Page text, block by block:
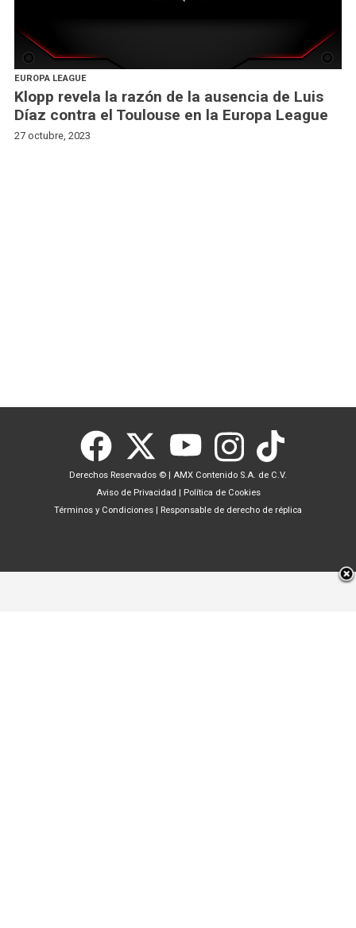
EUROPA LEAGUE
Klopp revela la razón de la ausencia de Luis
Díaz contra el Toulouse en la Europa League
27 octubre, 2023
Derechos Reservados © | AMX Contenido S.A. de C.V.
Aviso de Privacidad | Política de Cookies
Términos y Condiciones | Responsable de derecho de réplica